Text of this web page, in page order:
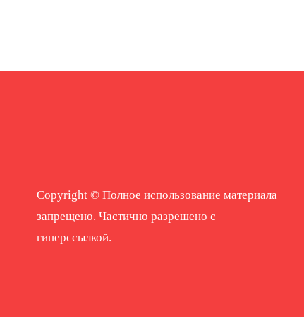
Copyright © Полное использование материала
запрещено. Частично разрешено с
гиперссылкой.